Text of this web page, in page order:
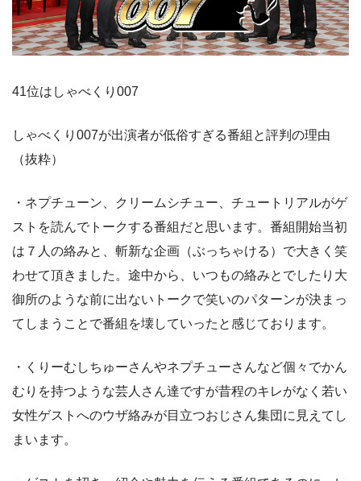
41位はしゃべくり007
しゃべくり007が出演者が低俗すぎる番組と評判の理由
（抜粋）
・ネプチューン、クリームシチュー、チュートリアルがゲ
ストを読んでトークする番組だと思います。番組開始当初
は７人の絡みと、斬新な企画（ぶっちゃける）で大きく笑
わせて頂きました。途中から、いつもの絡みとでしたり大
御所のような前に出ないトークで笑いのパターンが決まっ
てしまうことで番組を壊していったと感じております。
・くりーむしちゅーさんやネプチューさんなど個々でかん
むりを持つような芸人さん達ですが昔程のキレがなく若い
女性ゲストへのウザ絡みが目立つおじさん集団に見えてし
まいます。